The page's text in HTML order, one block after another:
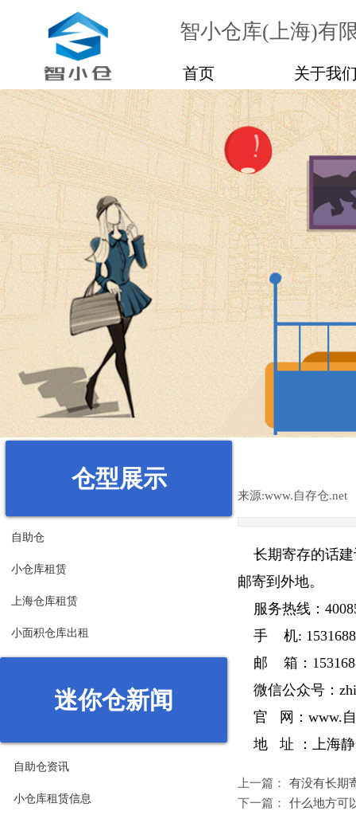
首页 关于我
智小仓库(上海)有
仓型展示
来源:www.自存仓.net
长期寄存的话建
邮寄到外地。
服务热线：
手 机:
邮 箱：
微信公众号：
官 网： www.
地 址 ：上海静
上一篇：
有没有长期
下一篇：
什么地方可
自助仓
小仓库租赁
上海仓库租赁
小面积仓库出租
迷你仓新闻
自助仓资讯
小仓库租赁信息